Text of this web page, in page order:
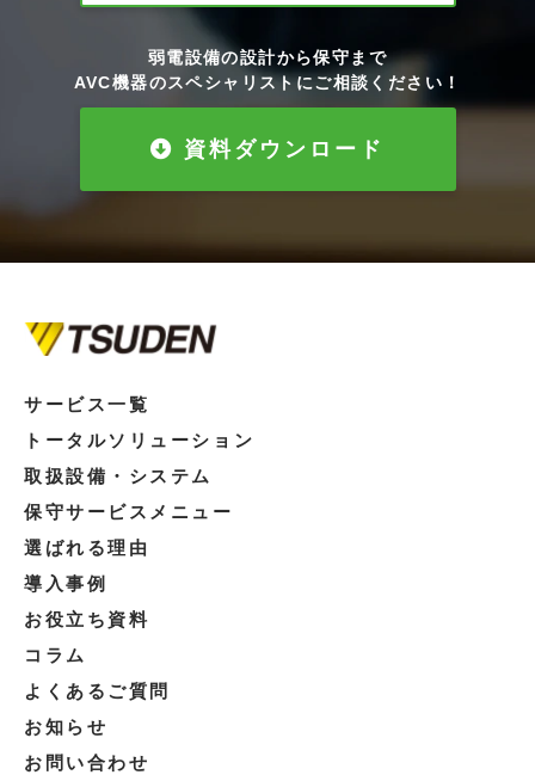
弱電設備の設計から保守まで
AVC機器のスペシャリストにご相談ください！
資料ダウンロード
サービス一覧
トータルソリューション
取扱設備・システム
保守サービスメニュー
選ばれる理由
導入事例
お役立ち資料
コラム
よくあるご質問
お知らせ
お問い合わせ